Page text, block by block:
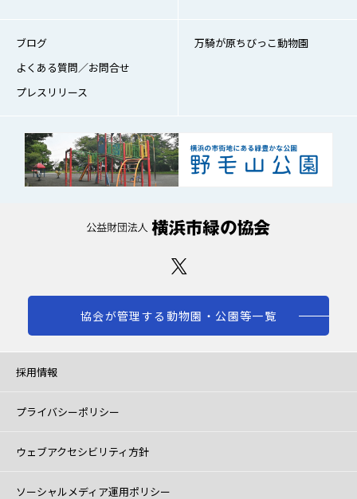
ブログ
よくある質問／お問合せ
プレスリリース
万騎が原ちびっこ動物園
協会が管理する動物園・公園等一覧
採用情報
プライバシーポリシー
ウェブアクセシビリティ方針
ソーシャルメディア運用ポリシー